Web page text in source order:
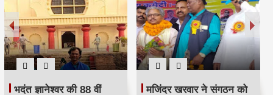
भदंत ज्ञानेश्वर की 88 वीं
मजिंदर खरवार ने संगठन को